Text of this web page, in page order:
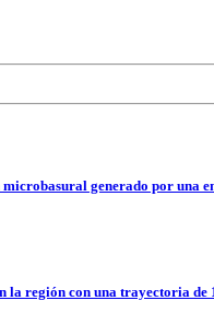
generado por una
la región con una trayectoria de